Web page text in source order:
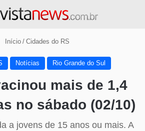
Início / Cidades do RS
Notícias Rio Grande do Sul
mais de 1,4
no sábado (02/10)
a jovens de 15 anos ou mais. A